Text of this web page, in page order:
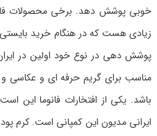
خوبی پوشش دهد. برخی محصولات
زیادی هست که در هنگام خرید
مناسب برای گریم حرفه ای و عکاسی و
باشد. یکی از افتخارات فانوما این